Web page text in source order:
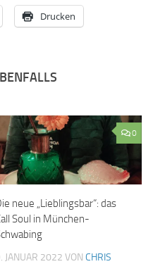
Drucken
0
neue „Lieblingsbar“: das
Soul in München-
JANUAR 2022 VON CHRIS